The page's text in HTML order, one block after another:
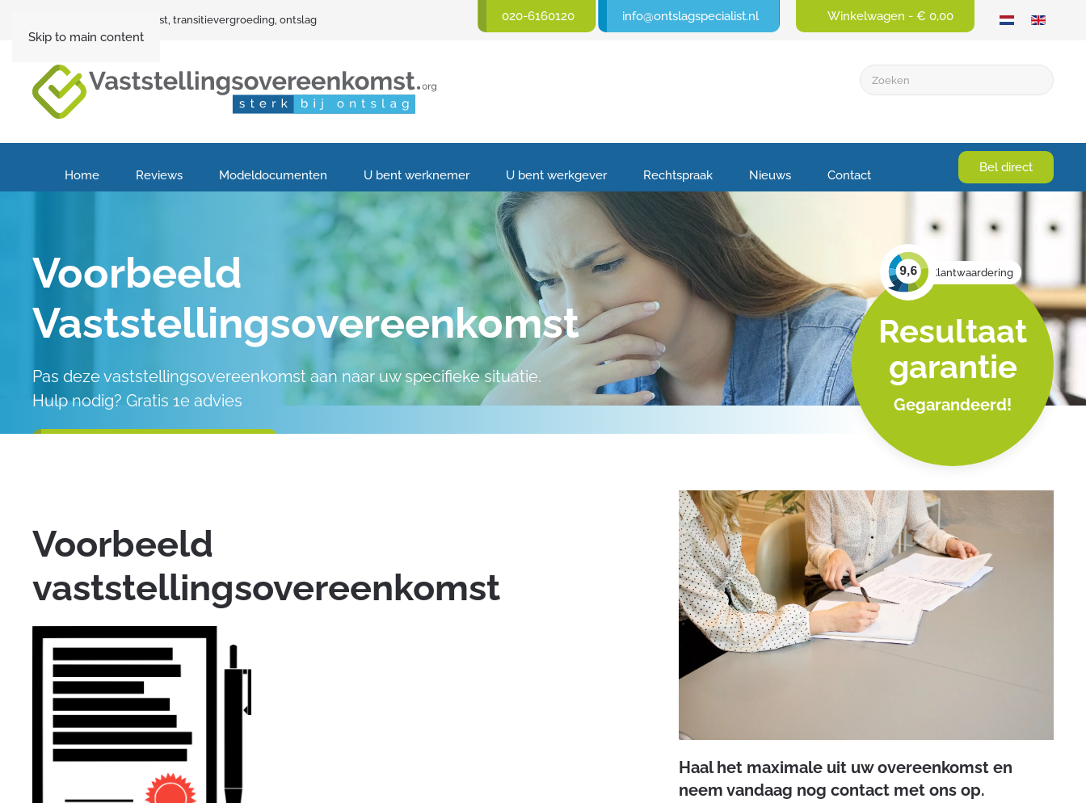
Skip to main content
Vaststellingsovereenkomst, transitievergroeding, ontslag 020-6160120 info@ontslagspecialist.nl Winkelwagen - € 0,00
Home Reviews Modeldocumenten U bent werknemer U bent werkgever Rechtspraak Nieuws Contact
Bel direct
Voorbeeld
Vaststellingsovereenkomst
Pas deze vaststellingsovereenkomst aan naar uw specifieke situatie.
Hulp nodig? Gratis 1e advies
Resultaat
garantie
Gegarandeerd!
Klantwaardering
Voorbeeld
vaststellingsovereenkomst
Haal het maximale uit uw overeenkomst en
neem vandaag nog contact met ons op.